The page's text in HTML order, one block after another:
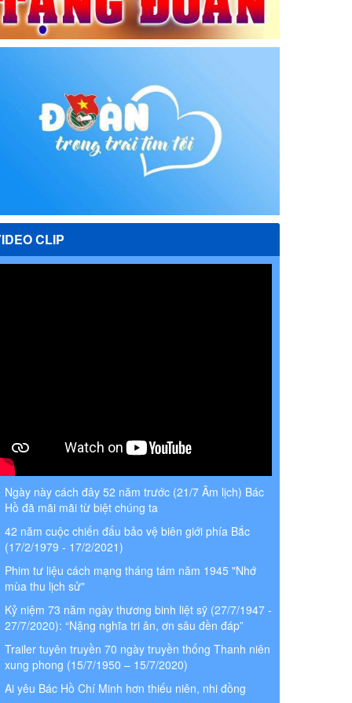
CLIP
Ngày này cách đây 52 năm trước (21/7 Âm lịch) Bác
Hồ đã mãi mãi từ biệt chúng ta
42 năm cuộc chiến đấu bảo vệ biên giới phía Bắc
(17/2/1979 - 17/2/2021)
Phim tư liệu cách mạng tháng tám năm 1945 "Nhớ
mùa thu lịch sử"
Kỷ niệm 73 năm ngày thương binh liệt sỹ (27/7/1947 -
27/7/2020): “Nặng nghĩa tri ân, ơn sâu đền đáp”
Trailer tuyên truyền 70 ngày truyền thống Thanh niên
xung phong (15/7/1950 – 15/7/2020)
Ai yêu Bác Hồ Chí Minh hơn thiếu niên, nhi đồng